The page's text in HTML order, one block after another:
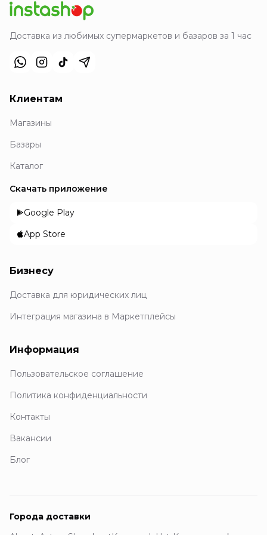
Доставка из любимых супермаркетов и базаров за 1 час
Клиентам
Магазины
Базары
Каталог
Скачать приложение
Google Play
App Store
Бизнесу
Доставка для юридических лиц
Интеграция магазина в Маркетплейсы
Информация
Пользовательское соглашение
Политика конфиденциальности
Контакты
Вакансии
Блог
Города доставки